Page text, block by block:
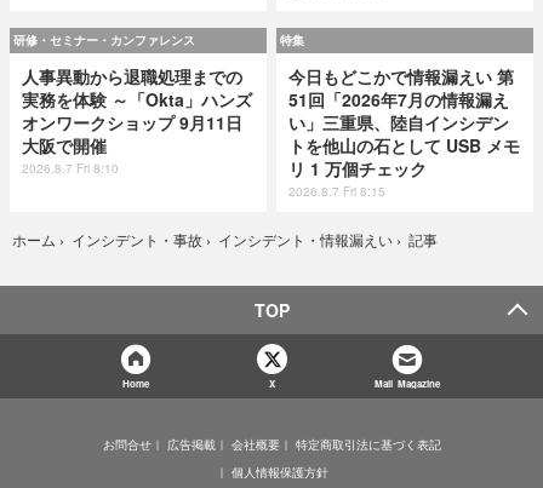
研修・セミナー・カンファレンス
人事異動から退職処理までの
実務を体験 ～「Okta」ハンズ
オンワークショップ 9月11日
大阪で開催
2026.8.7 Fri 8:10
特集
今日もどこかで情報漏えい 第
51回「2026年7月の情報漏え
い」三重県、陸自インシデン
トを他山の石として USB メモ
リ 1 万個チェック
2026.8.7 Fri 8:15
ホーム › インシデント・事故 › インシデント・情報漏えい › 記事
TOP
Home X Mail Magazine
お問合せ 広告掲載 会社概要
特定商取引法に基づく表記
個人情報保護方針